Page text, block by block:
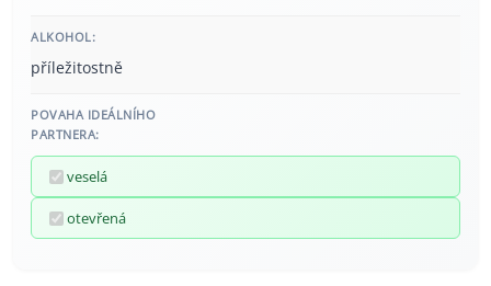
ALKOHOL:
příležitostně
POVAHA IDEÁLNÍHO
PARTNERA:
veselá
otevřená